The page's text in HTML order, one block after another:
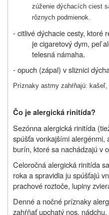
zúženie dýchacích ciest
rôznych podmienok.
- citlivé dýchacie cesty, ktoré
je cigaretový dym, peľ
telesná námaha.
- opuch (zápal) v sliznici
Príznaky astmy zahŕňajú:
Čo je alergická rinitída?
Sezónna alergická rinitída
spúšťa vonkajšími alergénmi,
burín, ktoré sa nachádzajú v
Celoročná alergická rinitída
roka a spravidla ju spúšťajú
prachové roztoče, lupiny
Denné a nočné príznaky
zahŕňať upchatý nos,